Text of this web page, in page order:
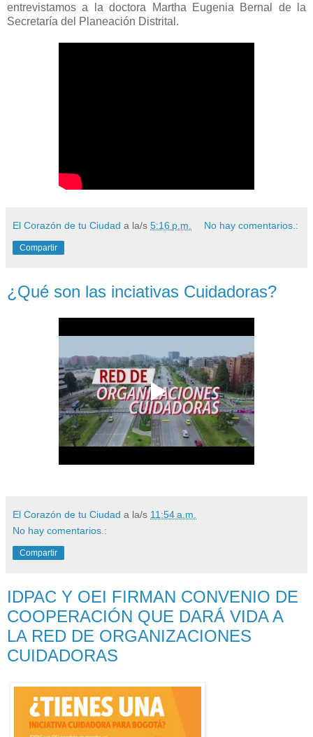
entrevistamos a la doctora Martha Eugenia Bernal de la
Secretaría del Planeación Distrital.
El Corazón de tu Ciudad a la/s 5:16 p.m. No hay comentarios.:
Compartir
¿Qué son las inciativas Cuidadoras?
El Corazón de tu Ciudad a la/s 11:54 a.m.
No hay comentarios.:
Compartir
IDPAC Y OEI FIRMAN CONVENIO DE
COOPERACIÓN QUE DARÁ VIDA A
LA RED DE ORGANIZACIONES
CUIDADORAS